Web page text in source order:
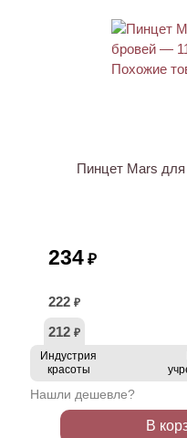
Пинцет Mars
234 ₽
222 ₽
212 ₽
Индустрия
красоты
Нашли дешевле?
В